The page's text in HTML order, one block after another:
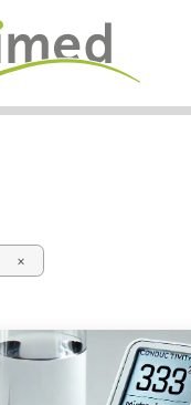
×